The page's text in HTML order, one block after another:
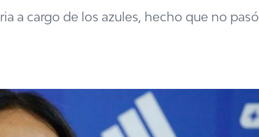
a cargo de los azules, hecho que no pasó